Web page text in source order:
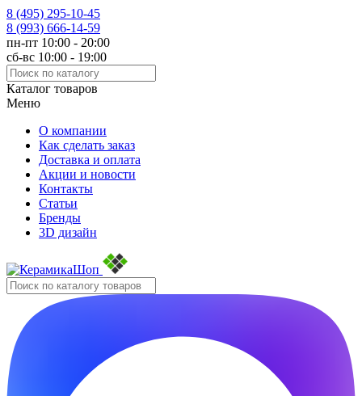
8 (495) 295-10-45
8 (993) 666-14-59
пн-пт 10:00 - 20:00
сб-вс 10:00 - 19:00
Каталог товаров
Меню
О компании
Как сделать заказ
Доставка и оплата
Акции и новости
Контакты
Статьи
Бренды
3D дизайн